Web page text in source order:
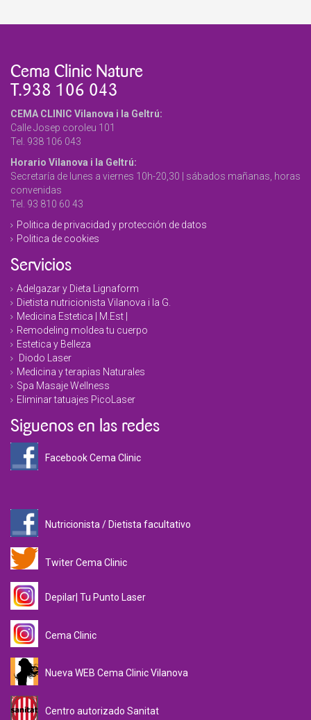
Cema Clinic Nature
T.938 106 043
CEMA CLINIC Vilanova i la Geltrú:
Calle Josep coroleu 101
Tel. 938 106 043
Horario Vilanova i la Geltrú:
Secretaría de lunes a viernes 10h-20,30 | sábados mañanas, horas
convenidas
Tel. 93 810 60 43
Politica de privacidad y protección de datos
Politica de cookies
Servicios
Adelgazar y Dieta Lignaform
Dietista nutricionista Vilanova i la G.
Medicina Estetica | M.Est |
Remodeling moldea tu cuerpo
Estetica y Belleza
Diodo Laser
Medicina y terapias Naturales
Spa Masaje Wellness
Eliminar tatuajes PicoLaser
Siguenos en las redes
Facebook Cema Clinic
Nutricionista / Dietista facultativo
Twiter Cema Clinic
Depilar| Tu Punto Laser
Cema Clinic
Nueva WEB Cema Clinic Vilanova
Centro autorizado Sanitat